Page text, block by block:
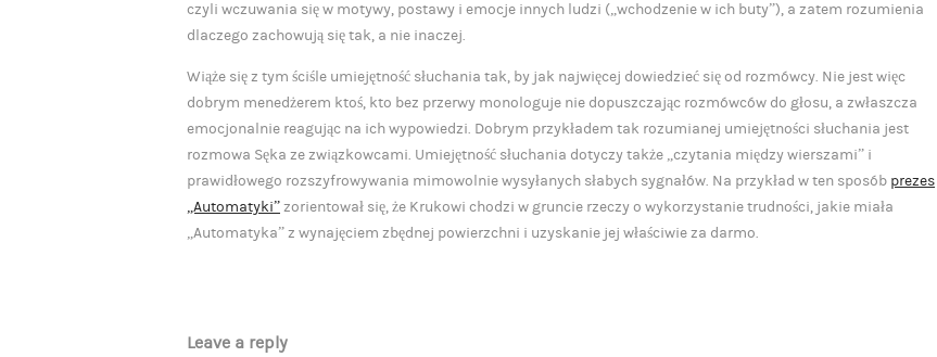
czyli wczuwania się w motywy, postawy i emocje innych ludzi („wchodzenie w ich buty”), a zatem rozumienia
dlaczego zachowują się tak, a nie inaczej.
Wiąże się z tym ściśle umiejętność słuchania tak, by jak najwięcej dowiedzieć się od rozmówcy. Nie jest więc
dobrym menedżerem ktoś, kto bez przerwy monologuje nie dopuszczając rozmówców do głosu, a zwłaszcza
emocjonalnie reagując na ich wypowiedzi. Dobrym przykładem tak rozumianej umiejętności słuchania jest
rozmowa Sęka ze związkowcami. Umiejętność słuchania dotyczy także „czytania między wierszami” i
prawidłowego rozszyfrowywania mimowolnie wysyłanych słabych sygnałów. Na przykład w ten sposób prezes
„Automatyki”zorientował się, że Krukowi chodzi w gruncie rzeczy o wykorzystanie trudności, jakie miała
„Automatyka” z wynajęciem zbędnej powierzchni i uzyskanie jej właściwie za darmo.
Leave a reply